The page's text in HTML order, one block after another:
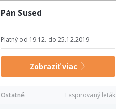
Pán Sused
Platný od 19.12. do 25.12.2019
Zobraziť viac
Ostatné Exspirovaný leták